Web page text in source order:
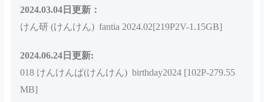
273MB]
2024.01.05日更新:
けん研 (けんけん) fantia 2023.12 [203P6V-2.17GB]
2024.02.02日更新：
けん研 (けんけん) fantia 2024.01 [188P6V-1.92GB]